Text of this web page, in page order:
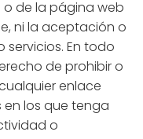
o de la página web
ni la aceptación o
En todo
de prohibir o
enlace
los que tenga
o